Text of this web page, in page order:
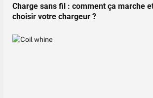
Charge sans fil : comment ça marche
choisir votre chargeur ?